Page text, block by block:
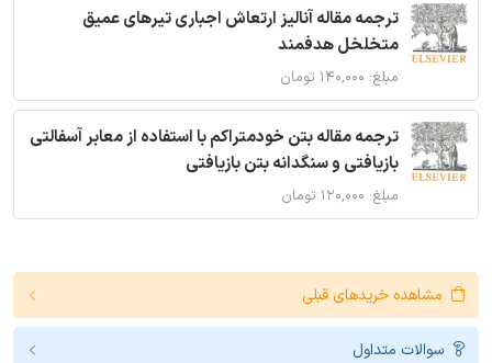
ترجمه مقاله آنالیز ارتعاش اجباری تیرهای عمیق
متخلخل هدفمند
مبلغ: ۱۴۰,۰۰۰ تومان
ترجمه مقاله بتن خودمتراکم با استفاده از معابر آسفالتی
بازیافتی و سنگدانه بتن بازیافتی
مبلغ: ۱۲۰,۰۰۰ تومان
مشاهده خریدهای قبلی
سوالات متداول